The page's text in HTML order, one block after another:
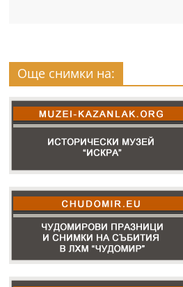
Още снимки на: